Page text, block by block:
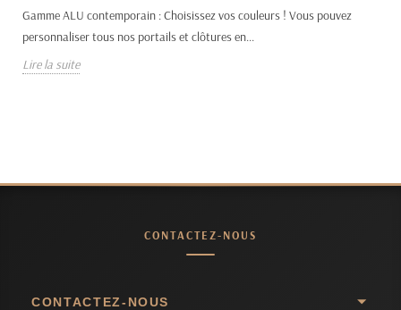
Gamme ALU contemporain : Choisissez vos couleurs ! Vous pouvez
personnaliser tous nos portails et clôtures en...
Lire la suite
CONTACTEZ-NOUS
CONTACTEZ-NOUS